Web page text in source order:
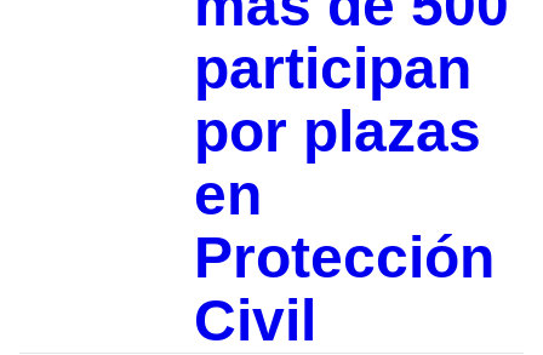
participan
por plazas
en
Protección
Civil